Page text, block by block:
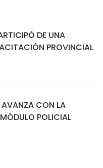
DE UNA
PROVINCIAL
AVANZA CON LA
POLICIAL